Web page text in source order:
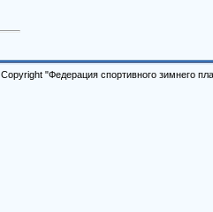
Copyright "Федерация спортивного зимнего